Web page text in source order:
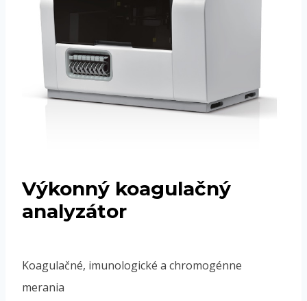
Výkonný koagulačný
analyzátor
Koagulačné, imunologické a chromogénne
merania